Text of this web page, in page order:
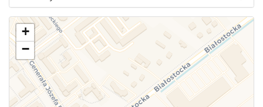
Użyj tego formularza aby przesłać informację o
zmianach w powyższym mityngu.
+
−